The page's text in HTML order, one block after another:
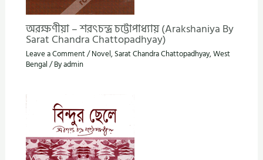
অরক্ষণীয়া – শরৎচন্দ্র চট্টোপাধ্যায় (Arakshaniya By
Sarat Chandra Chattopadhyay)
Leave a Comment/Novel, Sarat Chandra Chattopadhyay,West
Bengal / Byadmin